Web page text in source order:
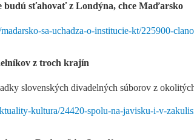
budú sťahovať z Londýna, chce Maďarsko
sa-uchadza-o-institucie-kt/225900-
z troch krajín
slovenských divadelných súborov z
kultura/24420-spolu-na-javisku-i-v-